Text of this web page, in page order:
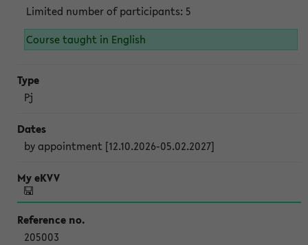
Limited number of participants: 5
Course taught in English
Pj
by appointment [12.10.2026-05.02.2027]
205003